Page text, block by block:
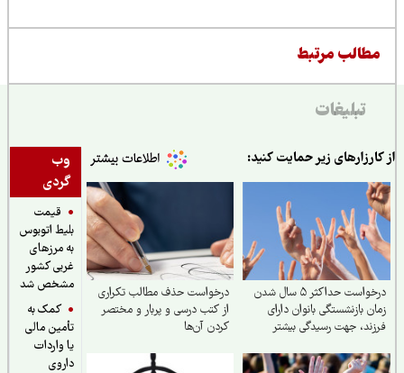
مرتبط
تبلیغات
وب
گردی
قیمت
بلیط اتوبوس
به مرزهای
غربی کشور
مشخص شد
کمک به
تأمین مالی
یا واردات
زیر حمایت کنید:
درخواست حداکثر ۵ سال شدن
بازنشستگی بانوان دارای
جهت رسیدگی بیشتر
درخواست حذف مطالب تکراری
از کتب درسی و پربار و مختصر
کردن آن‌ها